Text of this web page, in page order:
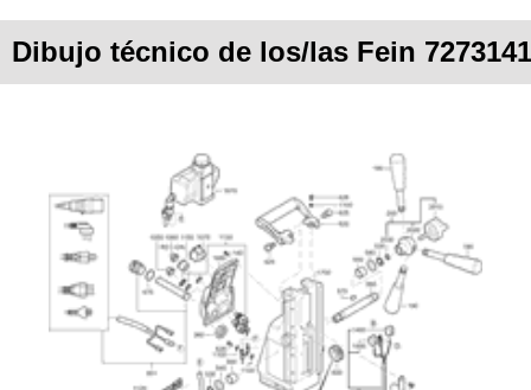
Dibujo técnico de los/las Fein